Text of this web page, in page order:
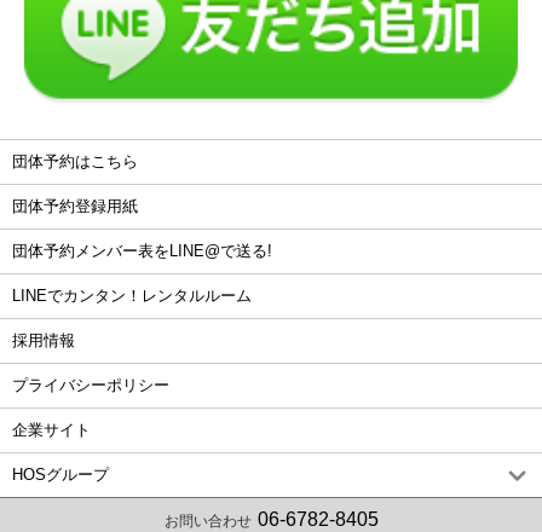
採用情報
プライバシーポリシー
企業サイト
HOSグループ
お問い合わせ 06-6782-8405